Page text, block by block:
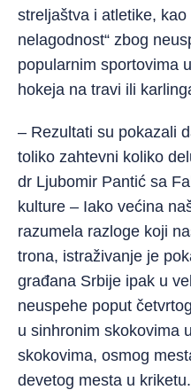
streljaštva i atletike, kao
nelagodnost“ zbog
popularnim sportovima
hokeja na travi ili
– Rezultati su pokazali
toliko zahtevni koliko
dr Ljubomir Pantić sa
kulture – Iako većina
razumela razloge koji
trona, istraživanje je
građana Srbije ipak u
neuspehe poput
u sinhronim skokovima
skokovima, osmog
devetog mesta u kriketu.